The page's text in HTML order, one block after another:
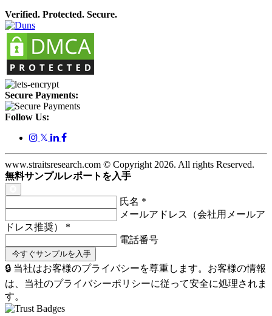
Verified. Protected. Secure.
Secure Payments:
Follow Us:
𝕏
www.straitsresearch.com © Copyright 2026. All rights Reserved.
無料サンプルレポートを入手
氏名 *
メールアドレス（会社用メールア
ドレス推奨） *
電話番号
🔒 当社はお客様のプライバシーを尊重します。お客様の情報
は、当社のプライバシーポリシーに従って安全に処理されま
す。